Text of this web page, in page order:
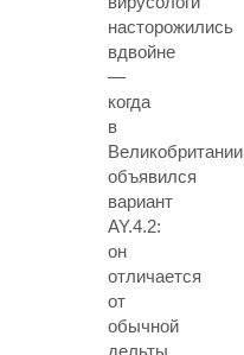
насторожились
вдвойне
—
когда
в
Великобритании
объявился
вариант
AY.4.2:
он
отличается
от
обычной